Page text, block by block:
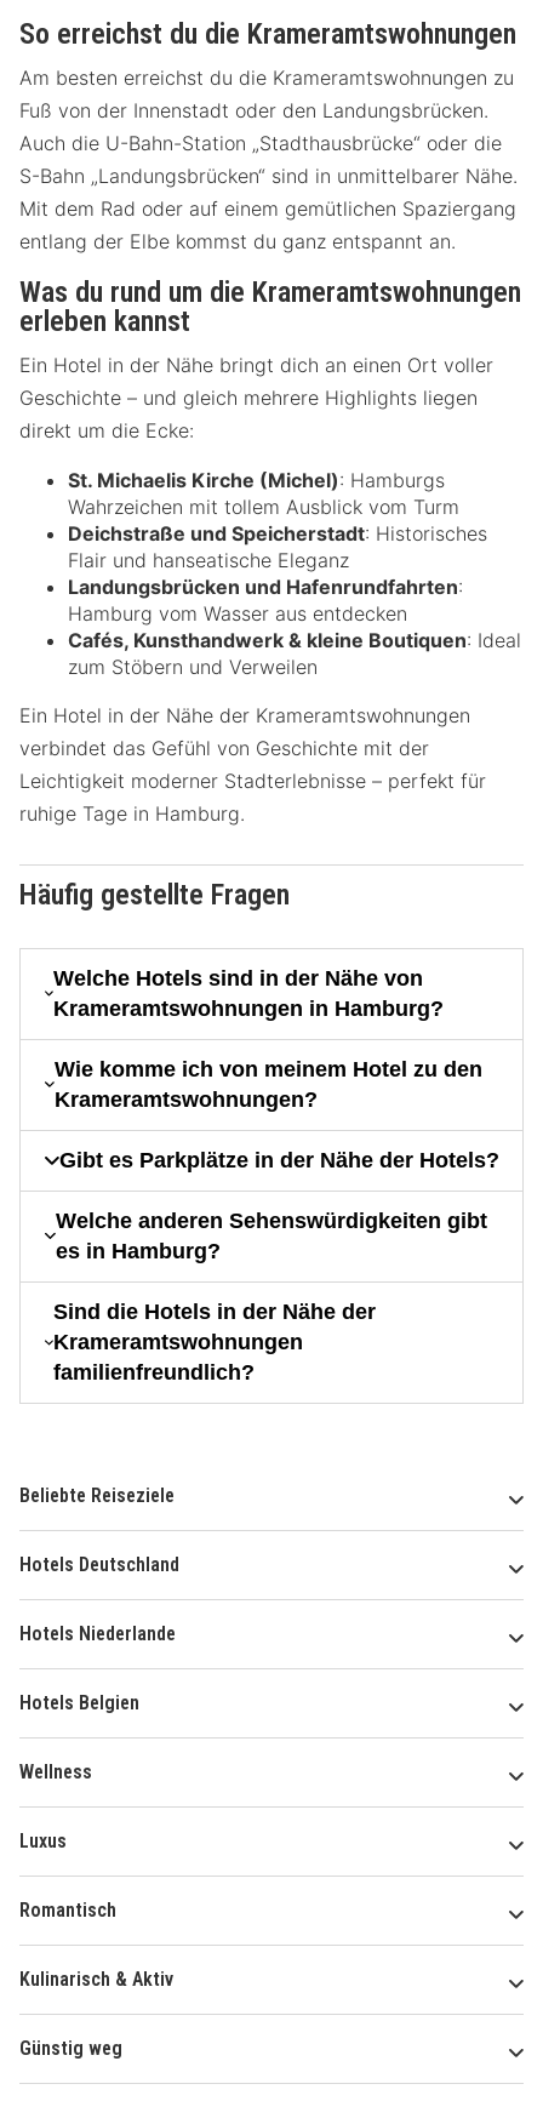
So erreichst du die Krameramtswohnungen
Am besten erreichst du die Krameramtswohnungen zu
Fuß von der Innenstadt oder den Landungsbrücken.
Auch die U-Bahn-Station „Stadthausbrücke“ oder die
S-Bahn „Landungsbrücken“ sind in unmittelbarer Nähe.
Mit dem Rad oder auf einem gemütlichen Spaziergang
entlang der Elbe kommst du ganz entspannt an.
Was du rund um die Krameramtswohnungen
erleben kannst
Ein Hotel in der Nähe bringt dich an einen Ort voller
Geschichte – und gleich mehrere Highlights liegen
direkt um die Ecke:
St. Michaelis Kirche (Michel): Hamburgs
Wahrzeichen mit tollem Ausblick vom Turm
Deichstraße und Speicherstadt: Historisches
Flair und hanseatische Eleganz
Landungsbrücken und Hafenrundfahrten:
Hamburg vom Wasser aus entdecken
Cafés, Kunsthandwerk & kleine Boutiquen: Ideal
zum Stöbern und Verweilen
Ein Hotel in der Nähe der Krameramtswohnungen
verbindet das Gefühl von Geschichte mit der
Leichtigkeit moderner Stadterlebnisse – perfekt für
ruhige Tage in Hamburg.
Häufig gestellte Fragen
Welche Hotels sind in der Nähe von
Krameramtswohnungen in Hamburg?
Wie komme ich von meinem Hotel zu den
Krameramtswohnungen?
Gibt es Parkplätze in der Nähe der Hotels?
Welche anderen Sehenswürdigkeiten gibt
es in Hamburg?
Sind die Hotels in der Nähe der
Krameramtswohnungen
familienfreundlich?
Beliebte Reiseziele
Hotels Deutschland
Hotels Niederlande
Hotels Belgien
Wellness
Luxus
Romantisch
Kulinarisch & Aktiv
Günstig weg